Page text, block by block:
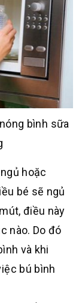
bình sữa
hoặc
bé sẽ ngủ
điều này
nào. Do đó
và khi
bú bình